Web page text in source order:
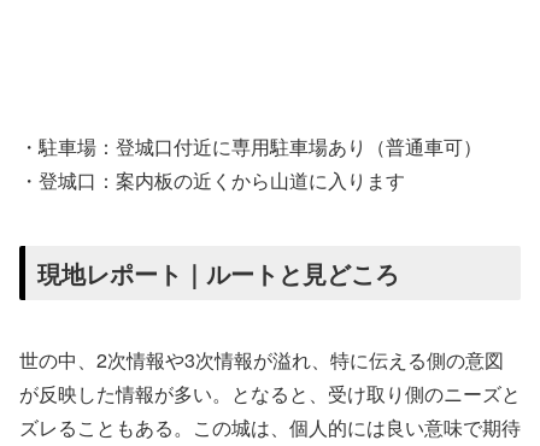
・駐車場：登城口付近に専用駐車場あり（普通車可）
・登城口：案内板の近くから山道に入ります
現地レポート｜ルートと見どころ
世の中、2次情報や3次情報が溢れ、特に伝える側の意図
が反映した情報が多い。となると、受け取り側のニーズと
ズレることもある。この城は、個人的には良い意味で期待